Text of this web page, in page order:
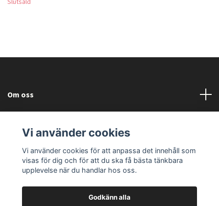
Om oss
Sociala medier
Vi använder cookies
Vi använder cookies för att anpassa det innehåll som
visas för dig och för att du ska få bästa tänkbara
upplevelse när du handlar hos oss.
Godkänn alla